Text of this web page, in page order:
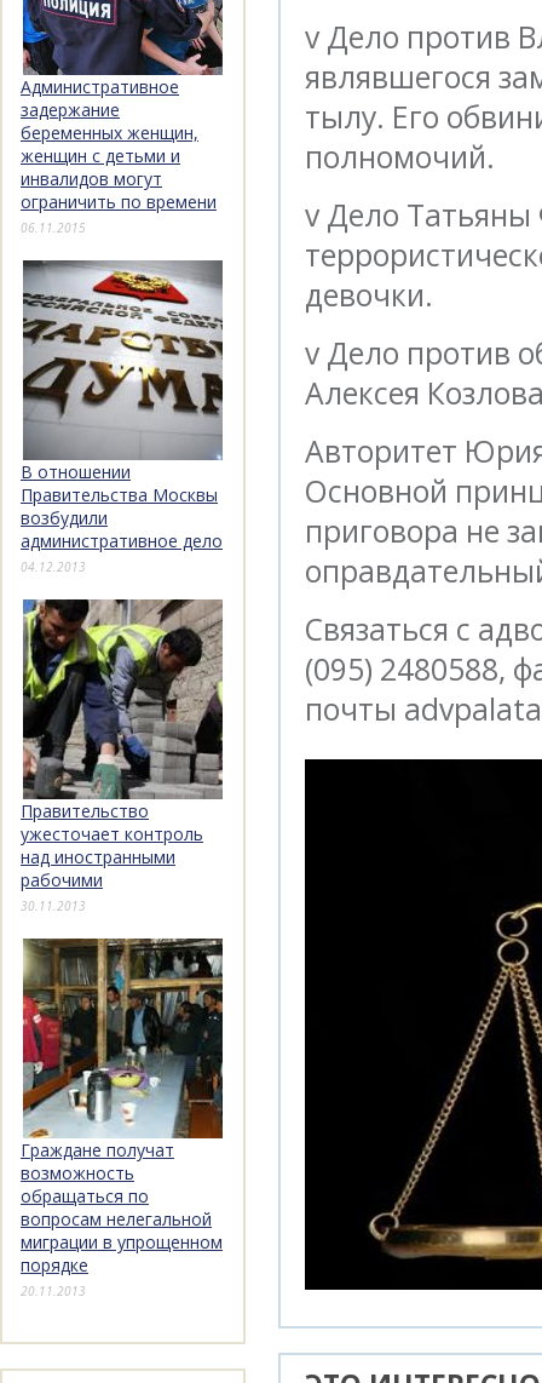
v Дело против
являвшегося
тылу. Его
полномочий.
v Дело
девочки.
v Дело против
Алексея
Авторитет
Основной
приговора не
Связаться с
(095) 2480588,
почты
Административное
задержание
беременных женщин,
женщин с детьми и
инвалидов могут
ограничить по времени
06.11.2015
В отношении
Правительства Москвы
возбудили
административное дело
04.12.2013
Правительство
ужесточает контроль
над иностранными
рабочими
30.11.2013
Граждане получат
возможность
обращаться по
вопросам нелегальной
миграции в упрощенном
порядке
20.11.2013